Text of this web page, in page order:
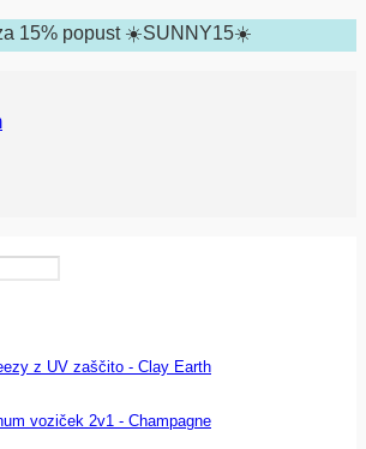
15% popust ☀️SUNNY15☀️
z UV zaščito - Clay Earth
voziček 2v1 - Champagne